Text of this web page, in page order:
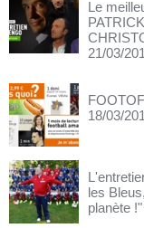
Le
21/03/
18/03/
les
planète !"